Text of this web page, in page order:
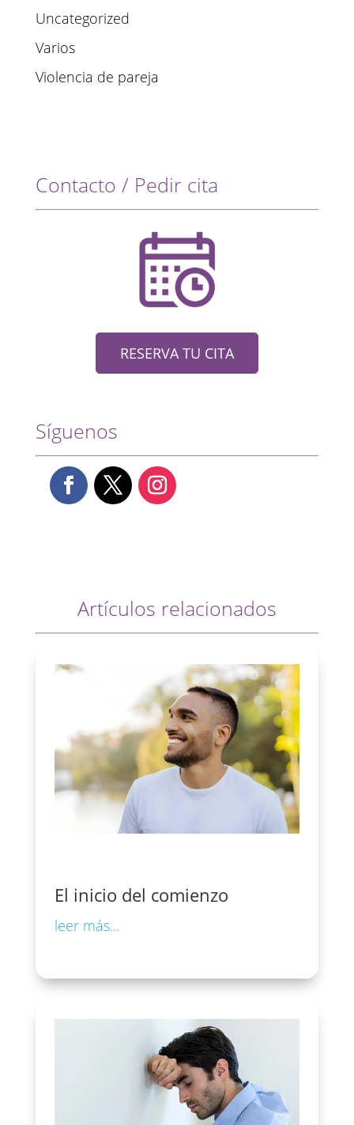
Uncategorized
Varios
Violencia de pareja
Contacto / Pedir cita
RESERVA TU CITA
Síguenos
Artículos relacionados
El inicio del comienzo
leer más...